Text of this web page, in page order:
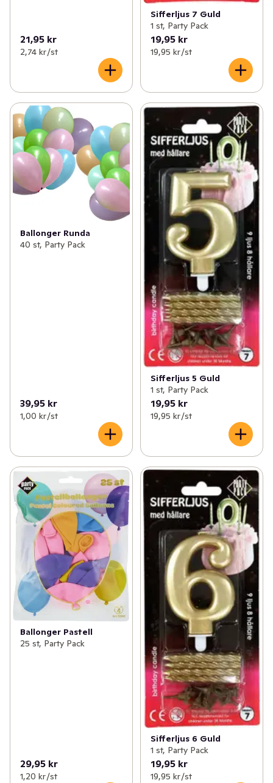
21,95 kr
2,74 kr /st
Sifferljus 7 Guld
1 st, Party Pack
19,95 kr
19,95 kr /st
Ballonger Runda
40 st, Party Pack
39,95 kr
1,00 kr /st
Sifferljus 5 Guld
1 st, Party Pack
19,95 kr
19,95 kr /st
Ballonger Pastell
25 st, Party Pack
29,95 kr
1,20 kr /st
Sifferljus 6 Guld
1 st, Party Pack
19,95 kr
19,95 kr /st